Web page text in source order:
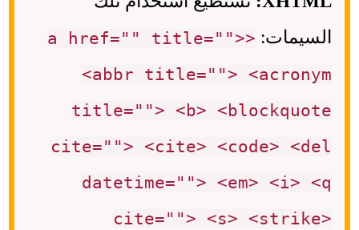
السيمات:
<a href="" title="">
<abbr title=""> <acronym
title=""> <b> <blockquote
cite=""> <cite> <code> <del
datetime=""> <em> <i> <q
cite=""> <s> <strike>